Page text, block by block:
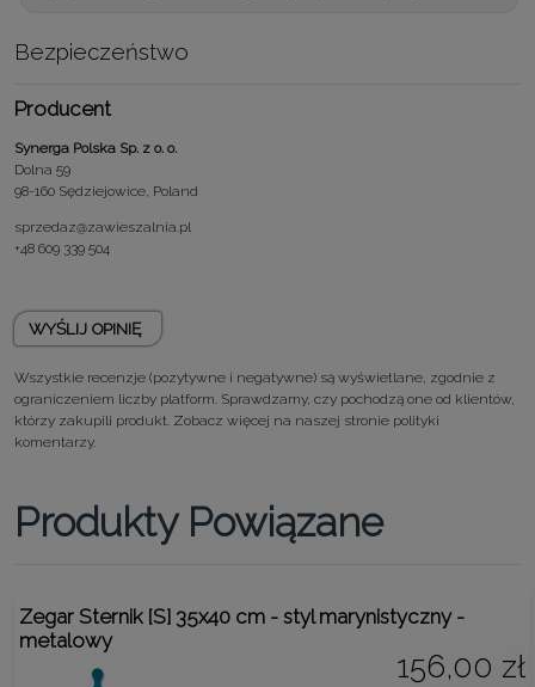
Bezpieczeństwo
Producent
Synerga Polska Sp. z o. o.
Dolna 59
98-160 Sędziejowice, Poland
sprzedaz@zawieszalnia.pl
+48 609 339 504
WYŚLIJ OPINIĘ
Wszystkie recenzje (pozytywne i negatywne) są wyświetlane, zgodnie z
ograniczeniem liczby platform. Sprawdzamy, czy pochodzą one od klientów,
którzy zakupili produkt. Zobacz więcej na naszej stronie polityki
komentarzy.
Produkty Powiązane
Zegar Sternik [S] 35x40 cm - styl marynistyczny -
metalowy
156,00 zł